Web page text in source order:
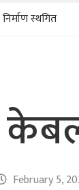
राहत
स्थगित
February 5,